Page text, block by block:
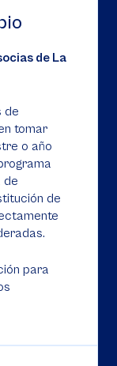
de La
de
tomar
o año
de
de
para